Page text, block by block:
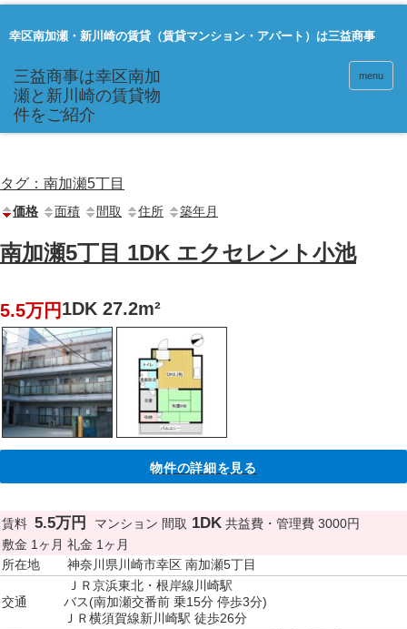
幸区南加瀬・新川崎の賃貸（賃貸マンション・アパート）は三益商事
menu
タグ：南加瀬5丁目
価格 面積 間取 住所 築年月
南加瀬5丁目 1DK エクセレント小池
5.5万円1DK 27.2m²
物件の詳細を見る
賃料 5.5万円 マンション 間取 1DK 共益費・管理費 3000円
敷金 1ヶ月 礼金 1ヶ月
所在地
神奈川県川崎市幸区 南加瀬5丁目
交通
ＪＲ京浜東北・根岸線川崎駅
バス(南加瀬交番前 乗15分 停歩3分)
ＪＲ横須賀線新川崎駅 徒歩26分